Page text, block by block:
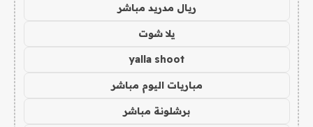
ريال مدريد مباشر
يلا شوت
yalla shoot
مباريات اليوم مباشر
برشلونة مباشر